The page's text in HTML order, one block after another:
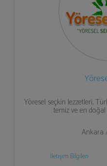
Yöresel seçkin lezzetleri,
temiz ve en doğal
Ankara
İletişim Bilgileri